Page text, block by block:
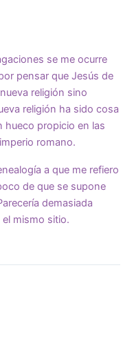
se me ocurre
pensar que Jesús de
religión sino
religión ha sido cosa
hueco propicio en las
romano.
a que me refiero
de que se supone
demasiada
mismo sitio.